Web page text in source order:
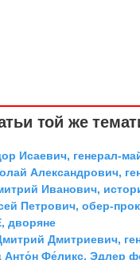
той же
Исаевич, генерал-
Александрович,
Иванович,
Петрович, обер-
дворяне
Дмитриевич,
Фе́ликс, Эдлер